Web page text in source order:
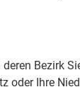
Bezirk
oder Ihre